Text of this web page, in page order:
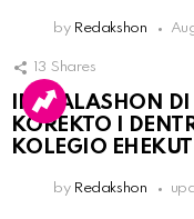
by Redakshon
13 Shares
INSTALASHON
KOREKTO I
KOLEGIO
by Redakshon